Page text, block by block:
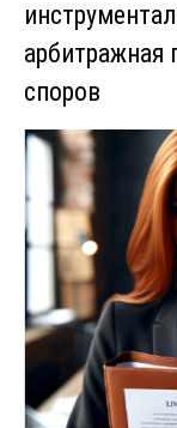
арбитражная
споров